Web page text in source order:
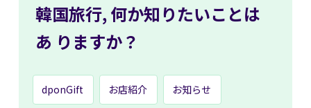
韓国旅行, 何か知りたいことは
あ りますか？
dponGift お店紹介 お知らせ